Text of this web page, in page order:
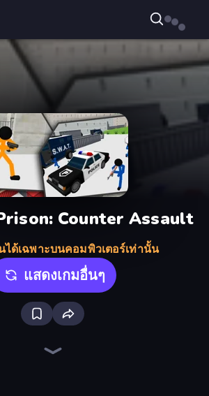
Counter Assault
ได้เฉพาะบนคอมพิวเตอร์เท่านั้น
แสดงเกมอื่นๆ